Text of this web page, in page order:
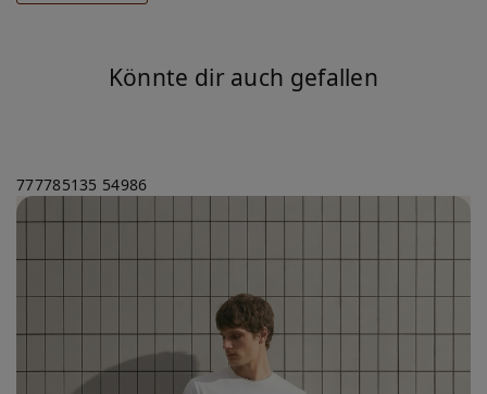
Könnte dir auch gefallen
777785135 54986